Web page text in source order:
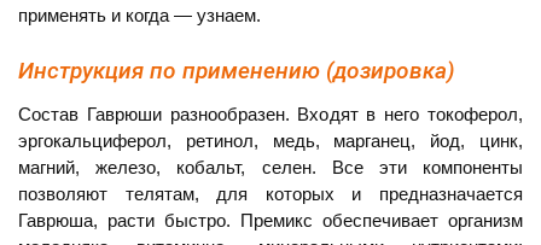
применять и когда — узнаем.
Инструкция по применению (дозировка)
Состав Гаврюши разнообразен. Входят в него токоферол,
эргокальциферол, ретинол, медь, марганец, йод, цинк,
магний, железо, кобальт, селен. Все эти компоненты
позволяют телятам, для которых и предназначается
Гаврюша, расти быстро. Премикс обеспечивает организм